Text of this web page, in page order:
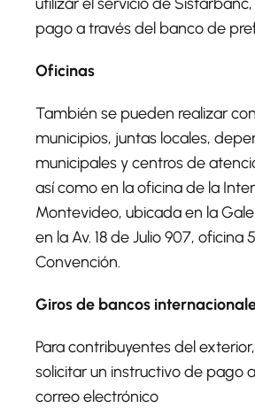
pago a través del banco de
Oficinas
También se pueden realizar
municipios, juntas locales,
municipales y centros de
así como en la oficina de la
Montevideo, ubicada en la
en la Av. 18 de Julio 907, oficina
Convención.
Giros de bancos
Para contribuyentes del
solicitar un instructivo de pago
correo electrónico